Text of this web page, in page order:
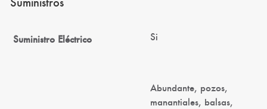
Suministro Eléctrico Si
Abundante, pozos,
manantiales, balsas,